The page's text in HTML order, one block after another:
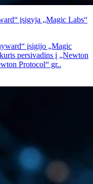
įsigyja „Magic Labs“
įsigijo „Magic
persivadins į „Newton
Protocol“ gr..